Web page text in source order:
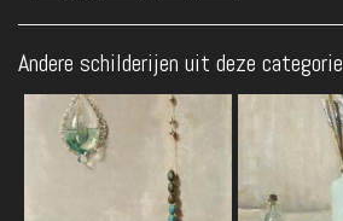
Andere schilderijen uit deze categorie